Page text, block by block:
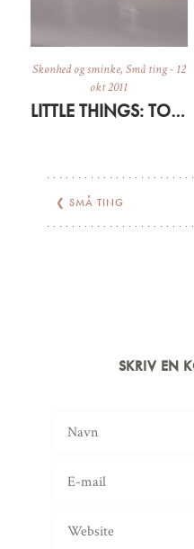
Skønhed og sminke, Små ting- 12
okt 2011
LITTLE THINGS: TO THE RESCUE
❮ SMÅ TING
SKRIV EN